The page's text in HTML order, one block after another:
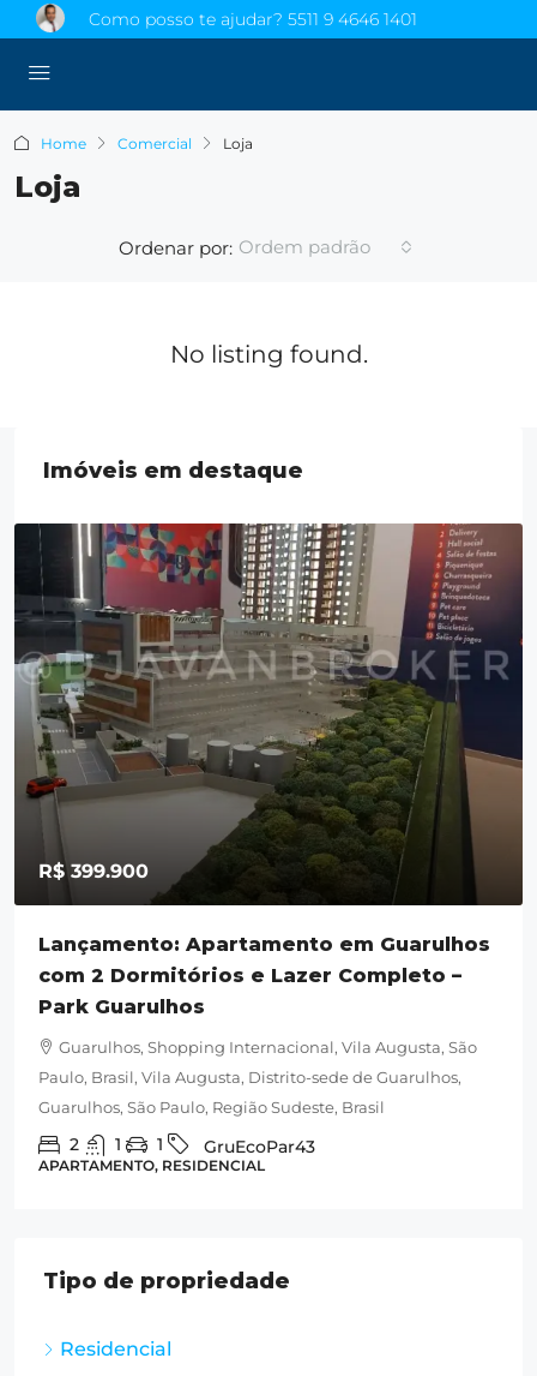
Como posso te ajudar? 5511 9 4646 1401
Home Comercial Loja
Loja
Ordenar por: Ordem padrão
No listing found.
Imóveis em destaque
R$ 399.900
Lançamento: Apartamento em Guarulhos
com 2 Dormitórios e Lazer Completo –
Park Guarulhos
Guarulhos, Shopping Internacional, Vila Augusta, São
Paulo, Brasil, Vila Augusta, Distrito-sede de Guarulhos,
Guarulhos, São Paulo, Região Sudeste, Brasil
2 1 1 GruEcoPar43
APARTAMENTO, RESIDENCIAL
Tipo de propriedade
Residencial